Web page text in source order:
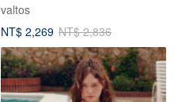
valtos
NT$ 2,269 NT$ 2,836